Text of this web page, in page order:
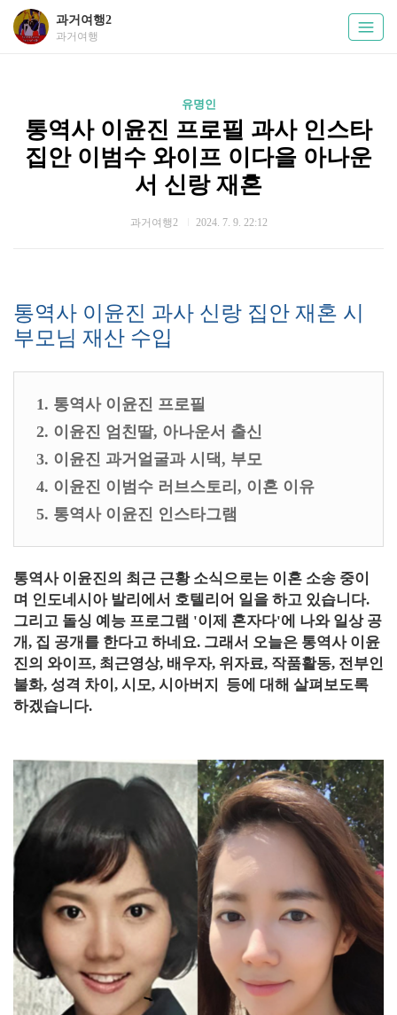
과거여행2
과거여행
유명인
통역사 이윤진 프로필 과사 인스타
집안 이범수 와이프 이다을 아나운
서 신랑 재혼
과거여행2 2024. 7. 9. 22:12
통역사 이윤진 과사 신랑 집안 재혼 시
부모님 재산 수입
1. 통역사 이윤진 프로필
2. 이윤진 엄친딸, 아나운서 출신
3. 이윤진 과거얼굴과 시댁, 부모
4. 이윤진 이범수 러브스토리, 이혼 이유
5. 통역사 이윤진 인스타그램
통역사 이윤진의 최근 근황 소식으로는 이혼 소송 중이
며 인도네시아 발리에서 호텔리어 일을 하고 있습니다.
그리고 돌싱 예능 프로그램 '이제 혼자다'에 나와 일상 공
개, 집 공개를 한다고 하네요. 그래서 오늘은 통역사 이윤
진의 와이프, 최근영상, 배우자, 위자료, 작품활동, 전부인
불화, 성격 차이, 시모, 시아버지 등에 대해 살펴보도록
하겠습니다.